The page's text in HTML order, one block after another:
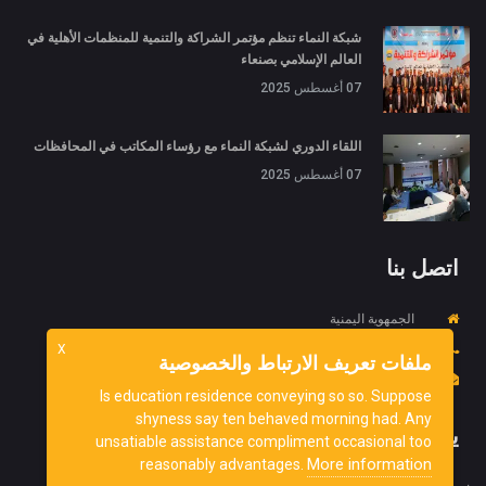
شبكة النماء تنظم مؤتمر الشراكة والتنمية للمنظمات الأهلية في
العالم الإسلامي بصنعاء
07 أغسطس 2025
اللقاء الدوري لشبكة النماء مع رؤساء المكاتب في المحافظات
07 أغسطس 2025
اتصل بنا
الجمهوية اليمنية
info@ydnorg.org
يشترك
X ملفات تعريف الارتباط والخصوصية
Is education residence conveying so so. Suppose
shyness say ten behaved morning had. Any
unsatiable assistance compliment occasional too
reasonably advantages. More information